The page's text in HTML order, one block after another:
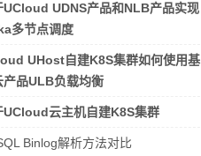
UCloud UDNS产品和NLB产品实现
多节点调度
UHost自建K8S集群如何使用基
产品ULB负载均衡
UCloud云主机自建K8S集群
Binlog解析方法对比